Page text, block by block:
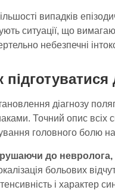
випадків
ситуації, що
небезпечні
діагнозу
Точний опис всіх
головного болю
до невролога,
больових
і характер